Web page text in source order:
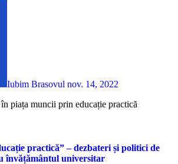
Iubim Brasovul nov. 14, 2022
în piața muncii prin educație practică
practică”– dezbateri și politici de
învățământul universitar